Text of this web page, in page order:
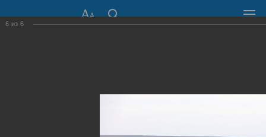
6 из 6